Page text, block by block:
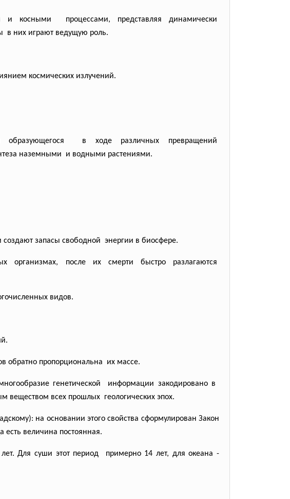
косными процессами, представляя динамически
в них играют ведущую роль.
космических излучений.
иобразующегося в ходе различных превращений
наземными и водными растениями.
запасы свободной энергии в биосфере.
организмах, после их смерти быстро разлагаются
видов.
обратно пропорциональна их массе.
генетической информации закодировано в
веществом всех прошлых геологических эпох.
на основании этого свойства сформулирован Закон
есть величина постоянная.
Для суши этот период примерно 14 лет, для океана -